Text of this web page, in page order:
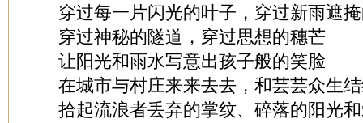
穿过每一片闪光的叶子，穿过新雨遮
穿过神秘的隧道，穿过思想的穗芒
让阳光和雨水写意出孩子般的笑脸
在城市与村庄来来去去，和芸芸众生
拾起流浪者丢弃的掌纹、碎落的阳光